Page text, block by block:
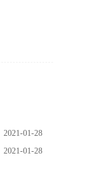
2021-01-28
2021-01-28